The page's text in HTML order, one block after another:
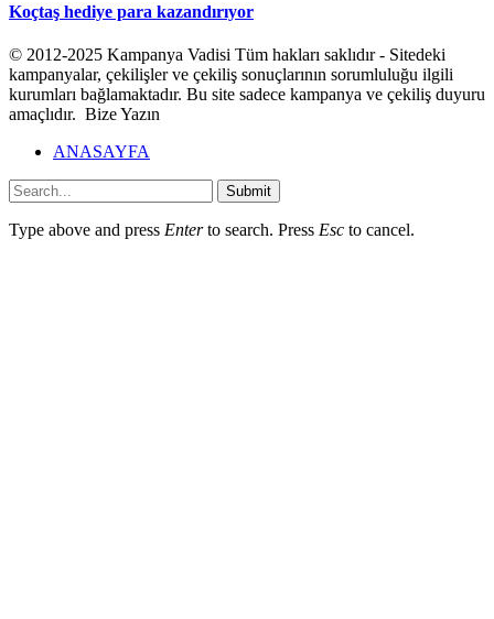
Koçtaş hediye para kazandırıyor
© 2012-2025 Kampanya Vadisi Tüm hakları saklıdır - Sitedeki
kampanyalar, çekilişler ve çekiliş sonuçlarının sorumluluğu ilgili
kurumları bağlamaktadır. Bu site sadece kampanya ve çekiliş duyuru
amaçlıdır. Bize Yazın
ANASAYFA
Submit
Type above and press Enterto search. Press Esc to cancel.